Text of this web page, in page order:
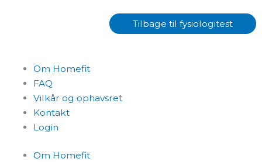
Tilbage til fysiologitest
Om Homefit
FAQ
Vilkår og ophavsret
Kontakt
Login
Om Homefit